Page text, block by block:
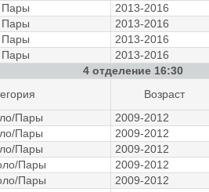
Пары
2013-2016
Пары
2013-2016
Пары
2013-2016
Пары
2013-2016
4 отделение 16:30
Возраст
Пары
2009-2012
Пары
2009-2012
Пары
2009-2012
Пары
2009-2012
Пары
2009-2012